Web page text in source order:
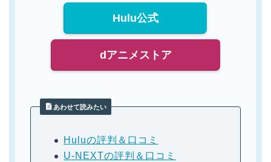
Hulu公式
dアニメストア
あわせて読みたい
Huluの評判＆口コミ
U-NEXTの評判＆口コミ